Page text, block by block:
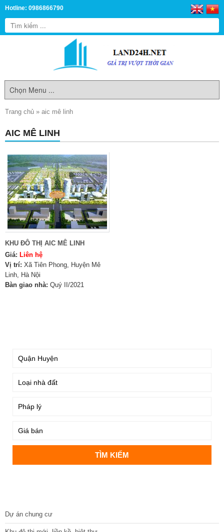
Hotline: 0986866790
Trang chủ » aic mê linh
AIC MÊ LINH
KHU ĐÔ THỊ AIC MÊ LINH
Giá: Liên hệ
Vị trí: Xã Tiên Phong, Huyện Mê
Linh, Hà Nội
Bàn giao nhà: Quý II/2021
Dự án chung cư